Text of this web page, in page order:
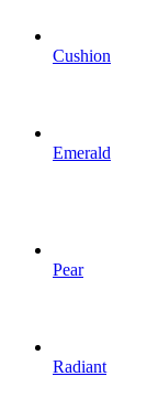
Cushion
Emerald
Pear
Radiant